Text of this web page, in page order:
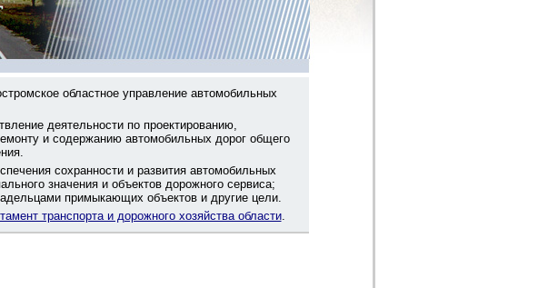
областное управление автомобильных
деятельности по проектированию,
и содержанию автомобильных дорог общего
сохранности и развития автомобильных
значения и объектов дорожного сервиса;
примыкающих объектов и другие цели.
транспорта и дорожного хозяйства области.